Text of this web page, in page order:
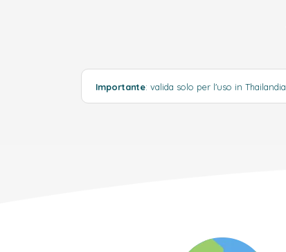
Importante: valida solo per l'uso in Thailandia